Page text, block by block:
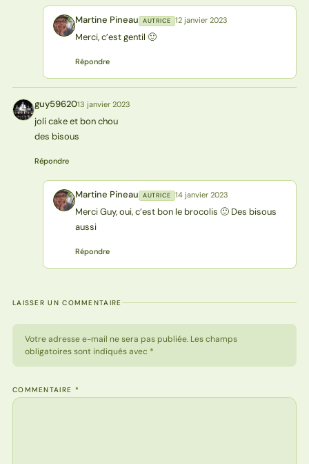
MP Martine Pineau AUTRICE 12 janvier 2023
Merci, c’est gentil 🙂
Répondre
G guy5962013 janvier 2023
joli cake et bon chou
des bisous
Répondre
MP Martine Pineau AUTRICE 14 janvier 2023
Merci Guy, oui, c’est bon le brocolis 🙂 Des bisous
aussi
Répondre
LAISSER UN COMMENTAIRE
Votre adresse e-mail ne sera pas publiée. Les champs
obligatoires sont indiqués avec *
COMMENTAIRE *